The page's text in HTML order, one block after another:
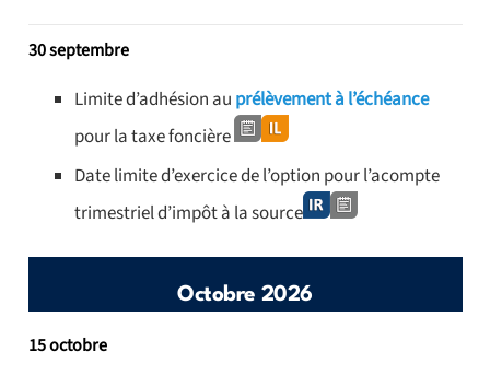
30 septembre
Limite d’adhésion au prélèvement à l’échéance
pour la taxe foncière
Date limite d’exercice de l’option pour l’acompte
trimestriel d’impôt à la source
Octobre 2026
15 octobre